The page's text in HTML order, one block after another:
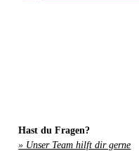
Hast du Fragen?
» Unser Team hilft dir gerne